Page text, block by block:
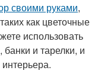
своими руками,
как цветочные
использовать
и тарелки, и